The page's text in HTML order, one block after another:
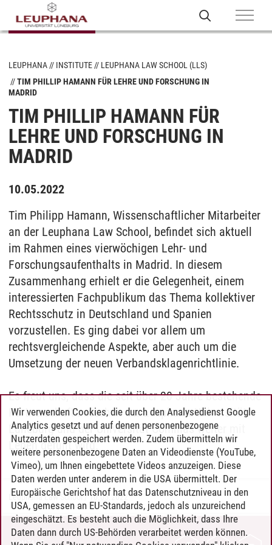
LEUPHANA INSTITUTE
LEUPHANA LAW SCHOOL (LLS)
TIM PHILLIP HAMANN FÜR LEHRE UND FORSCHUNG IN
MADRID
TIM PHILLIP HAMANN FÜR
LEHRE UND FORSCHUNG IN
MADRID
10.05.2022
Tim Philipp Hamann, Wissenschaftlicher Mitarbeiter
an der Leuphana Law School, befindet sich aktuell
im Rahmen eines vierwöchigen Lehr- und
Forschungsaufenthalts in Madrid. In diesem
Zusammenhang erhielt er die Gelegenheit, einem
interessierten Fachpublikum das Thema kollektiver
Rechtsschutz in Deutschland und Spanien
vorzustellen. Es ging dabei vor allem um
rechtsvergleichende Aspekte, aber auch um die
Umsetzung der neuen Verbandsklagenrichtlinie.
Es freut uns, dass die seit über 20 Jahre bestehende
Partnerschaft zwischen der Leuphana Universität
Lüneburg und der Universität Comillas weiter mit
Leben gefüllt wird.
Leuphana Law School/10.05.2022
Wir verwenden Cookies, die durch den Analysedienst Google
Analytics gesetzt und auf denen personenbezogene
Nutzerdaten gespeichert werden. Zudem übermitteln wir
weitere personenbezogene Daten an Videodienste (YouTube,
Vimeo), um Ihnen eingebettete Videos anzuzeigen. Diese
Daten werden unter anderem in die USA übermittelt. Der
Europäische Gerichtshof hat das Datenschutzniveau in den
USA, gemessen an EU-Standards, jedoch als unzureichend
eingeschätzt. Es besteht auch die Möglichkeit, dass Ihre
Daten dann durch US-Behörden verarbeitet werden können.